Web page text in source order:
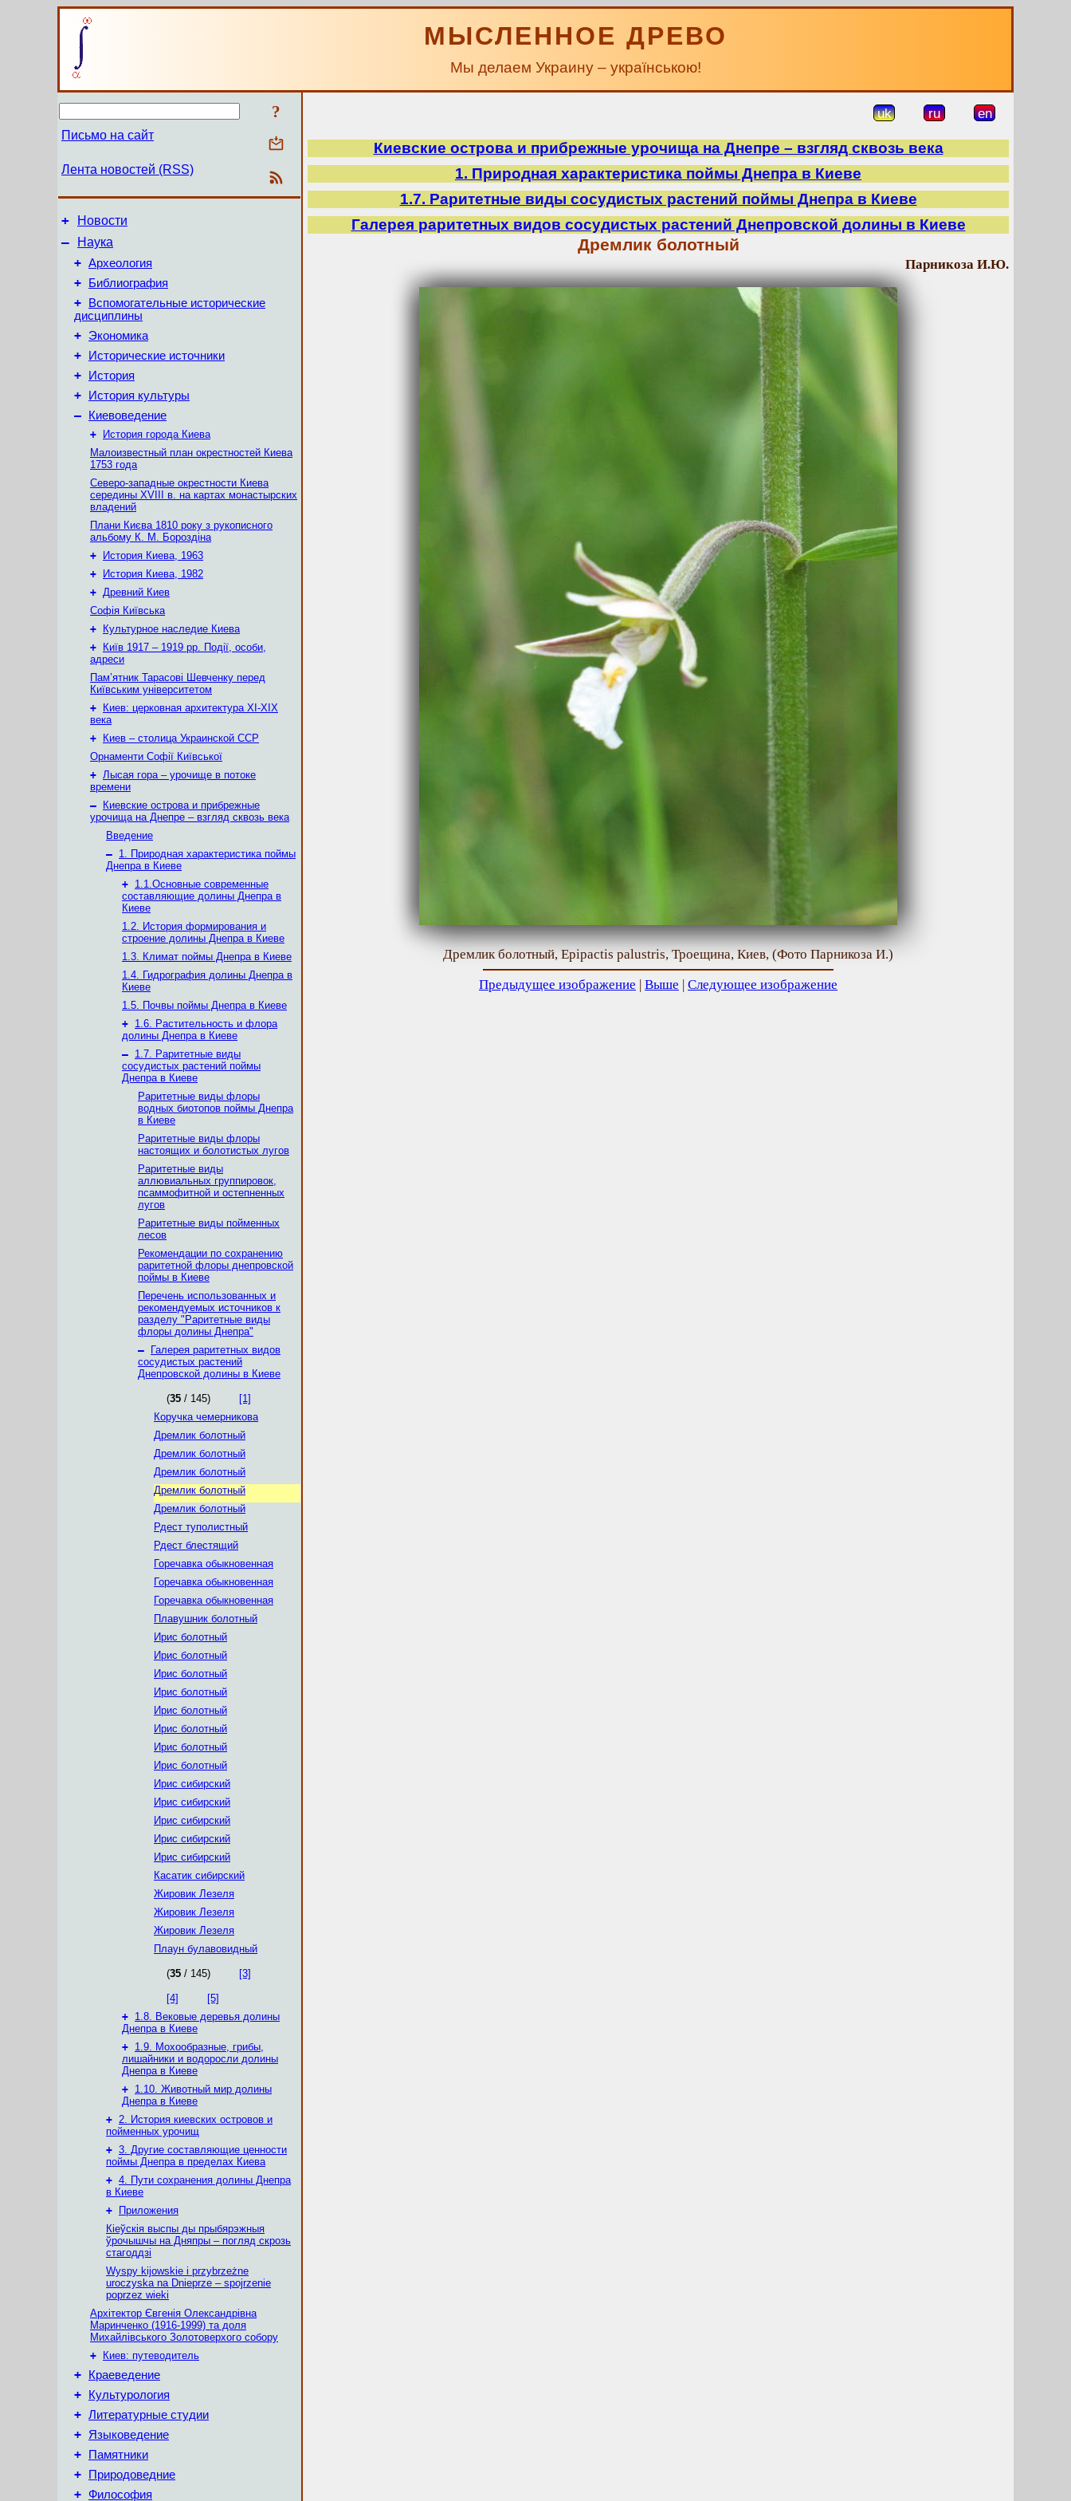
МЫСЛЕННОЕ ДРЕВО
Мы делаем Украину – українською!
?
Письмо на сайт
Лента новостей (RSS)
+ Новости
–
Наука
+ Археология
+ Библиография
+
Вспомогательные исторические
дисциплины
+ Экономика
+ Исторические источники
+ История
+ История культуры
– Киевоведение
+
История города Киева
Малоизвестный план окрестностей Киева
1753 года
Северо-западные окрестности Киева
середины XVIII в. на картах монастырских
владений
Плани Києва 1810 року з рукописного
альбому К. М. Бороздіна
+
История Киева, 1963
+
История Киева, 1982
+ Древний Киев
Софія Київська
+
Культурное наследие Киева
+
Київ 1917 – 1919 рр. Події, особи,
адреси
Пам’ятник Тарасові Шевченку перед
Київським університетом
+
Киев: церковная архитектура XI-XIX
века
+
Киев – столица Украинской ССР
Орнаменти Софії Київської
+ Лысая гора – урочище в потоке
времени
–
Киевские острова и прибрежные
урочища на Днепре – взгляд сквозь века
Введение
– 1. Природная характеристика поймы
Днепра в Киеве
+ 1.1.Основные современные
составляющие долины Днепра в
Киеве
1.2. История формирования и
строение долины Днепра в Киеве
1.3. Климат поймы Днепра в Киеве
1.4. Гидрография долины Днепра в
Киеве
1.5. Почвы поймы Днепра в Киеве
+ 1.6. Растительность и флора
долины Днепра в Киеве
– 1.7. Раритетные виды
сосудистых растений поймы
Днепра в Киеве
Раритетные виды флоры
водных биотопов поймы Днепра
в Киеве
Раритетные виды флоры
настоящих и болотистых лугов
Раритетные виды
аллювиальных группировок,
псаммофитной и остепненных
лугов
Раритетные виды пойменных
лесов
Рекомендации по сохранению
раритетной флоры днепровской
поймы в Киеве
Перечень использованных и
рекомендуемых источников к
разделу "Раритетные виды
флоры долины Днепра"
–
Галерея раритетных видов
сосудистых растений
Днепровской долины в Киеве
(35 / 145)
[1]
Коручка чемерникова
Дремлик болотный
Дремлик болотный
Дремлик болотный
Дремлик болотный
Дремлик болотный
Рдест туполистный
Рдест блестящий
Горечавка обыкновенная
Горечавка обыкновенная
Горечавка обыкновенная
Плавушник болотный
Ирис болотный
Ирис болотный
Ирис болотный
Ирис болотный
Ирис болотный
Ирис болотный
Ирис болотный
Ирис болотный
Ирис сибирский
Ирис сибирский
Ирис сибирский
Ирис сибирский
Ирис сибирский
Касатик сибирский
Жировик Лезеля
Жировик Лезеля
Жировик Лезеля
Плаун булавовидный
(35 / 145) [3]
[4]
[5]
+ 1.8. Вековые деревья долины
Днепра в Киеве
+ 1.9. Мохообразные, грибы,
лишайники и водоросли долины
Днепра в Киеве
+ 1.10. Животный мир долины
Днепра в Киеве
+ 2. История киевских островов и
пойменных урочищ
+ 3. Другие составляющие ценности
поймы Днепра в пределах Киева
+ 4. Пути сохранения долины Днепра
в Киеве
+
Приложения
Кіеўскія выспы ды прыбярэжныя
ўрочышчы на Дняпры – погляд скрозь
стагоддзі
Wyspy kijowskie i przybrzeżne
uroczyska na Dnieprze – spojrzenie
poprzez wieki
Архітектор Євгенія Олександрівна
Маринченко (1916-1999) та доля
Михайлівського Золотоверхого собору
+
Киев: путеводитель
+ Краеведение
+ Культурология
+ Литературные студии
+ Языковедение
+ Памятники
+ Природоведние
+ Философия
uk ru en
Киевские острова и прибрежные урочища на Днепре – взгляд сквозь века
1. Природная характеристика поймы Днепра в Киеве
1.7. Раритетные виды сосудистых растений поймы Днепра в Киеве
Галерея раритетных видов сосудистых растений Днепровской долины в Киеве
Дремлик болотный
Парникоза И.Ю.
Дремлик болотный, Epipactis palustris, Троещина, Киев, (Фото Парникоза И.)
Предыдущее изображение | Выше | Следующее изображение